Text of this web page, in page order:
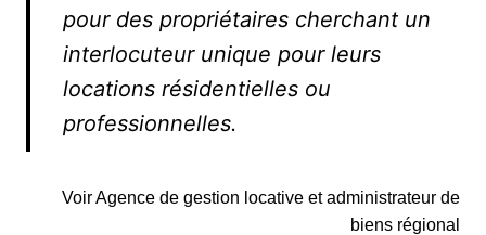
pour des propriétaires cherchant un
interlocuteur unique pour leurs
locations résidentielles ou
professionnelles.
Voir Agence de gestion locative et administrateur de
biens régional